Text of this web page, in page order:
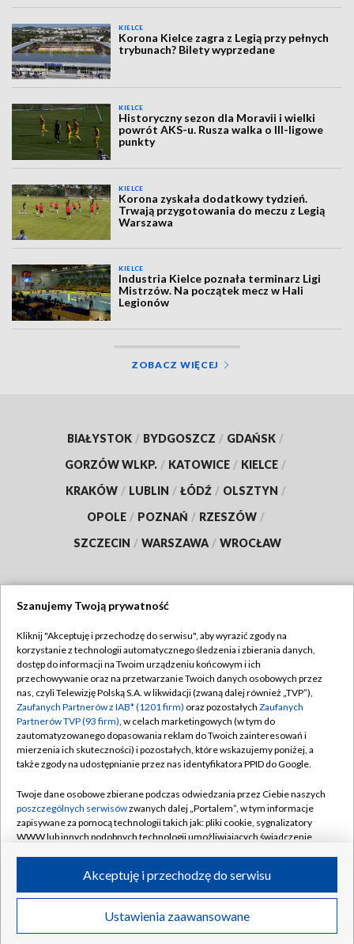
KIELCE
Korona Kielce zagra z Legią przy pełnych
trybunach? Bilety wyprzedane
KIELCE
Historyczny sezon dla Moravii i wielki
powrót AKS-u. Rusza walka o III-ligowe
punkty
KIELCE
Korona zyskała dodatkowy tydzień.
Trwają przygotowania do meczu z Legią
Warszawa
KIELCE
Industria Kielce poznała terminarz Ligi
Mistrzów. Na początek mecz w Hali
Legionów
ZOBACZ WIĘCEJ
BIAŁYSTOK / BYDGOSZCZ / GDAŃSK /
GORZÓW WLKP. / KATOWICE / KIELCE /
KRAKÓW / LUBLIN / ŁÓDŹ / OLSZTYN /
OPOLE / POZNAŃ / RZESZÓW /
SZCZECIN / WARSZAWA / WROCŁAW
TVP
Abonament TVP
Emisja w TVP
Centrum informacji TVP
Naziemna Telewizja Cyfrowa
Rada Programowa
System NOS
Informacje o nadawcy
Program dla prasy
Ogłoszenie przetargowe
Regulamin TVP
Polityka prywatności
Moje zgody
Pomoc
Kontakt
Kanały
©2026 Telewizja Polska S.A. w likwidacji
Szanujemy Twoją prywatność
Kliknij "Akceptuję i przechodzę do serwisu", aby wyrazić zgody na
korzystanie z technologii automatycznego śledzenia i zbierania danych,
dostęp do informacji na Twoim urządzeniu końcowym i ich
przechowywanie oraz na przetwarzanie Twoich danych osobowych przez
nas, czyli Telewizję Polską S.A. w likwidacji (zwaną dalej również „TVP”),
Zaufanych Partnerów z IAB* (1201 firm) oraz pozostałych Zaufanych
Partnerów TVP (93 firm), w celach marketingowych (w tym do
zautomatyzowanego dopasowania reklam do Twoich zainteresowań i
mierzenia ich skuteczności) i pozostałych, które wskazujemy poniżej, a
także zgody na udostępnianie przez nas identyfikatora PPID do Google.
Twoje dane osobowe zbierane podczas odwiedzania przez Ciebie naszych
poszczególnych serwisówzwanych dalej „Portalem”, w tym informacje
zapisywane za pomocą technologii takich jak: pliki cookie, sygnalizatory
WWW lub innych podobnych technologii umożliwiających świadczenie
ruchu w Internecie.
Twoje dane osobowe zbierane podczas odwiedzania przez Ciebie
poszczególnych serwisówna Portalu, takie jak adresy IP, identyfikatory
Ustawienia zaawansowane
Akceptuję i przechodzę do serwisu